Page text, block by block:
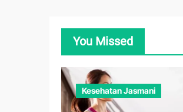
You Missed
Kesehatan Jasmani